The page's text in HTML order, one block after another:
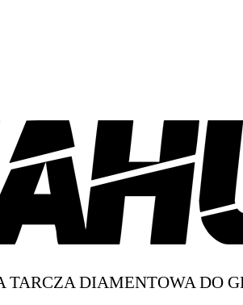
TARCZA DIAMENTOWA DO